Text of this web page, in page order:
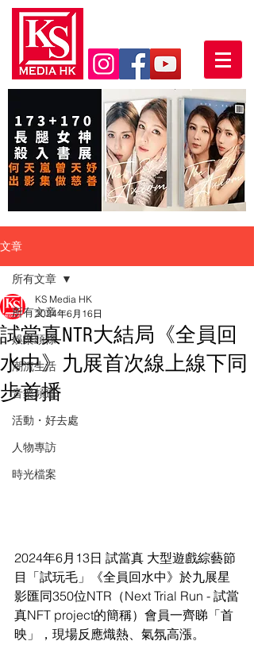
文章
所有文章
娛樂頭條
潮流生活
音樂頻道
活動・好去處
人物專訪
時光檔案
所有文章
試當真NTR大結局《全員回
水中》九展首次線上線下同
步首播
KS Media HK
2024年6月16日
2024年6月13日 試當真 大型遊戲綜藝節
目「試玩毛」《全員回水中》於九展星
影匯同350位NTR（Next Trial Run - 試當
真NFT project的簡稱）會員一齊睇「首
映」，現場反應熾熱、氣氛高漲。